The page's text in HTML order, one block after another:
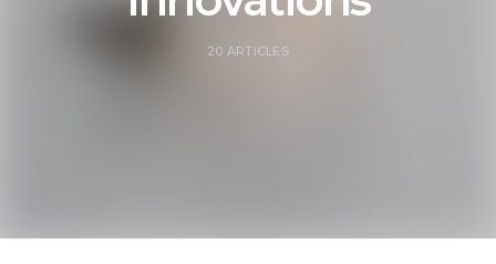
20 ARTICLES